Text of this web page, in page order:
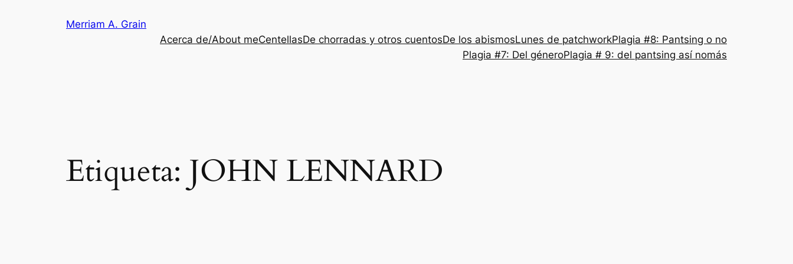
Merriam A. Grain
Acerca de/About meCentellasDe chorradas y otros cuentosDe los abismosLunes de patchworkPlagia #8: Pantsing o no
Plagia #7: Del géneroPlagia # 9: del pantsing así nomás
Etiqueta: JOHN LENNARD